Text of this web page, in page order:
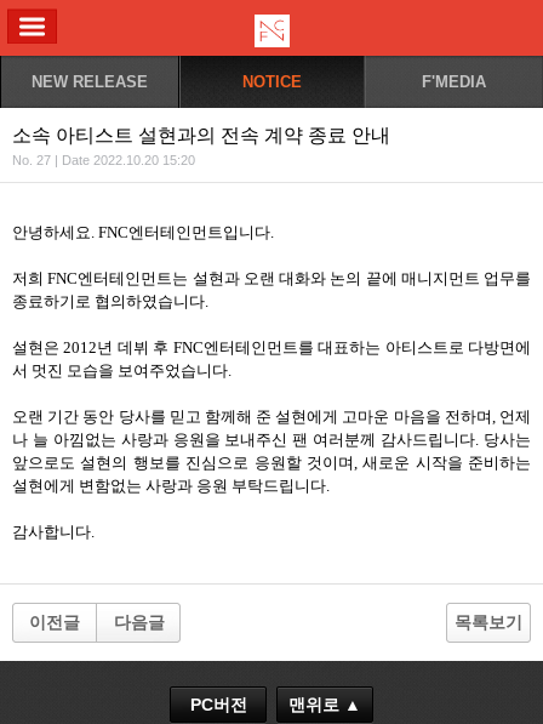
NEW RELEASE NOTICE F'MEDIA
소속 아티스트 설현과의 전속 계약 종료 안내
No. 27 | Date 2022.10.20 15:20
안녕하세요. FNC엔터테인먼트입니다.
저희 FNC엔터테인먼트는 설현과 오랜 대화와 논의 끝에 매니지먼트 업무를
종료하기로 협의하였습니다.
설현은 2012년 데뷔 후 FNC엔터테인먼트를 대표하는 아티스트로 다방면에
서 멋진 모습을 보여주었습니다.
오랜 기간 동안 당사를 믿고 함께해 준 설현에게 고마운 마음을 전하며, 언제
나 늘 아낌없는 사랑과 응원을 보내주신 팬 여러분께 감사드립니다. 당사는
앞으로도 설현의 행보를 진심으로 응원할 것이며, 새로운 시작을 준비하는
설현에게 변함없는 사랑과 응원 부탁드립니다.
감사합니다.
이전글 다음글 목록보기
PC버전 맨위로 ▲